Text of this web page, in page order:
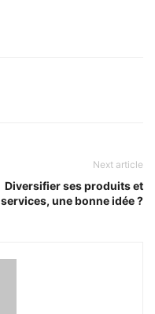
Next article
Diversifier ses produits et
services, une bonne idée ?